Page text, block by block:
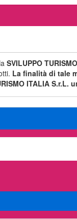
SVILUPPO
La finalità di tale
ITALIA S.r.L.